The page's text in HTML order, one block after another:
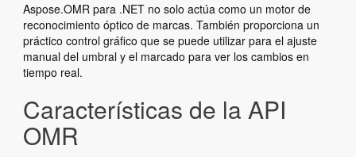
Aspose.OMR para .NET no solo actúa como un motor de
reconocimiento óptico de marcas. También proporciona un
práctico control gráfico que se puede utilizar para el ajuste
manual del umbral y el marcado para ver los cambios en
tiempo real.
Características de la API
OMR